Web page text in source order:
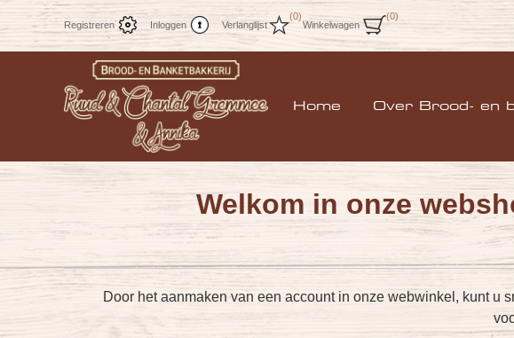
Registreren Inloggen Verlanglijst
(0)
Winkelwagen
(0)
Home Over Brood- en
Welkom in onze
Door het aanmaken van een account in onze webwinkel, kunt u